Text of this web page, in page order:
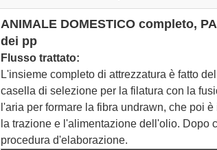
ANIMALE DOMESTICO completo,
dei pp
Flusso trattato:
L'insieme completo di attrezzatura è fatto
casella di selezione per la filatura con la
l'aria per formare la fibra undrawn, che poi
la trazione e l'alimentazione dell'olio. Dopo
procedura d'elaborazione.